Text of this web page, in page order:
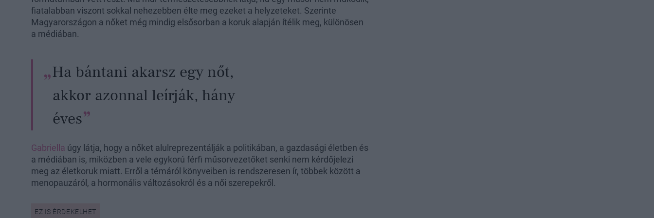
fiatalabban viszont sokkal nehezebben élte meg ezeket a helyzeteket. Szerinte
Magyarországon a nőket még mindig elsősorban a koruk alapján ítélik meg, különösen
a médiában.
Ha bántani akarsz egy nőt,
akkor azonnal leírják, hány
éves
Gabriella úgy látja, hogy a nőket alulreprezentálják a politikában, a gazdasági életben és
a médiában is, miközben a vele egykorú férfi műsorvezetőket senki nem kérdőjelezi
meg az életkoruk miatt. Erről a témáról könyveiben is rendszeresen ír, többek között a
menopauzáról, a hormonális változásokról és a női szerepekről.